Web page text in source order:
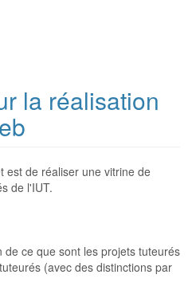
la réalisation
est de réaliser une vitrine de
de l'IUT.
de ce que sont les projets tuteurés
(avec des distinctions par